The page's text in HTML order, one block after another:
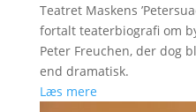
Teatret Maskens
fortalt teaterbiografi om
Peter Freuchen, der dog
end dramatisk.
Læs mere